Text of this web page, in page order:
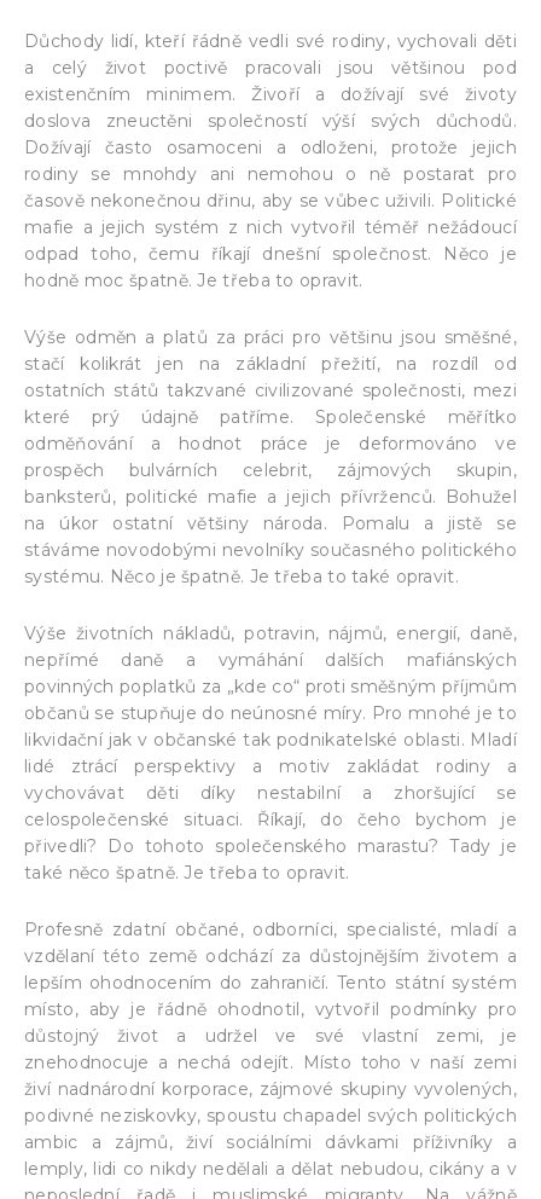
Důchody lidí, kteří řádně vedli své rodiny, vychovali děti
a celý život poctivě pracovali jsou většinou pod
existenčním minimem. Živoří a dožívají své životy
doslova zneuctěni společností výší svých důchodů.
Dožívají často osamoceni a odloženi, protože jejich
rodiny se mnohdy ani nemohou o ně postarat pro
časově nekonečnou dřinu, aby se vůbec uživili. Politické
mafie a jejich systém z nich vytvořil téměř nežádoucí
odpad toho, čemu říkají dnešní společnost. Něco je
hodně moc špatně. Je třeba to opravit.
Výše odměn a platů za práci pro většinu jsou směšné,
stačí kolikrát jen na základní přežití, na rozdíl od
ostatních států takzvané civilizované společnosti, mezi
které prý údajně patříme. Společenské měřítko
odměňování a hodnot práce je deformováno ve
prospěch bulvárních celebrit, zájmových skupin,
banksterů, politické mafie a jejich přívrženců. Bohužel
na úkor ostatní většiny národa. Pomalu a jistě se
stáváme novodobými nevolníky současného politického
systému. Něco je špatně. Je třeba to také opravit.
Výše životních nákladů, potravin, nájmů, energií, daně,
nepřímé daně a vymáhání dalších mafiánských
povinných poplatků za „kde co“ proti směšným příjmům
občanů se stupňuje do neúnosné míry. Pro mnohé je to
likvidační jak v občanské tak podnikatelské oblasti. Mladí
lidé ztrácí perspektivy a motiv zakládat rodiny a
vychovávat děti díky nestabilní a zhoršující se
celospolečenské situaci. Říkají, do čeho bychom je
přivedli? Do tohoto společenského marastu? Tady je
také něco špatně. Je třeba to opravit.
Profesně zdatní občané, odborníci, specialisté, mladí a
vzdělaní této země odchází za důstojnějším životem a
lepším ohodnocením do zahraničí. Tento státní systém
místo, aby je řádně ohodnotil, vytvořil podmínky pro
důstojný život a udržel ve své vlastní zemi, je
znehodnocuje a nechá odejít. Místo toho v naší zemi
živí nadnárodní korporace, zájmové skupiny vyvolených,
podivné neziskovky, spoustu chapadel svých politických
ambic a zájmů, živí sociálními dávkami příživníky a
lemply, lidi co nikdy nedělali a dělat nebudou, cikány a v